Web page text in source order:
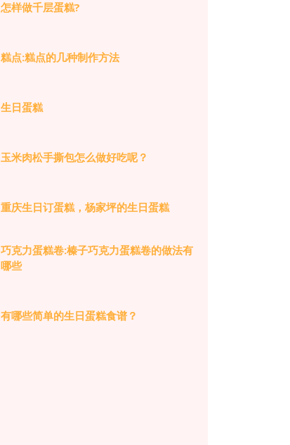
怎样做千层蛋糕?
糕点:糕点的几种制作方法
生日蛋糕
玉米肉松手撕包怎么做好吃呢？
重庆生日订蛋糕，杨家坪的生日蛋糕
巧克力蛋糕卷:榛子巧克力蛋糕卷的做法有
哪些
有哪些简单的生日蛋糕食谱？